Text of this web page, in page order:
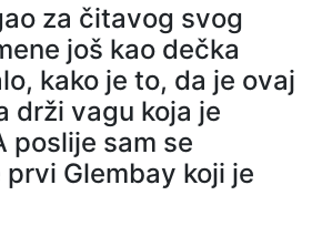
za čitavog svog
još kao dečka
kako je to, da je ovaj
drži vagu koja je
poslije sam se
Glembay koji je